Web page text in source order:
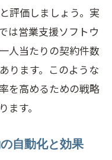
評価しましょう。実
は営業支援ソフトウ
人当たりの契約件数
ります。このような
を高めるための戦略
す。
自動化と効果